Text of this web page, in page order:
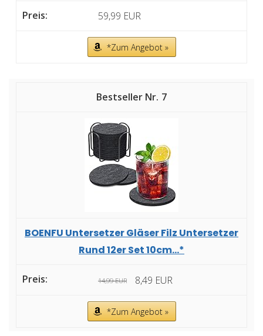
59,99 EUR
*Zum Angebot »
7
BOENFU Untersetzer Gläser Filz Untersetzer
Rund 12er Set 10cm...*
14,99 EUR 8,49 EUR
*Zum Angebot »